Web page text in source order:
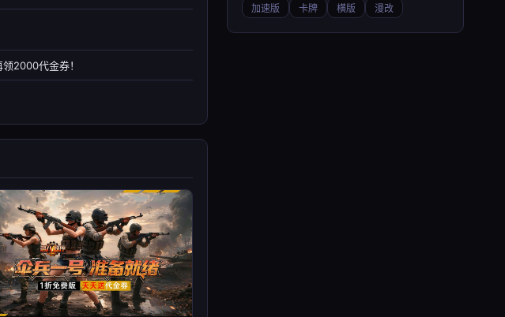
2000代金券！
加速版 卡牌 横版 漫改